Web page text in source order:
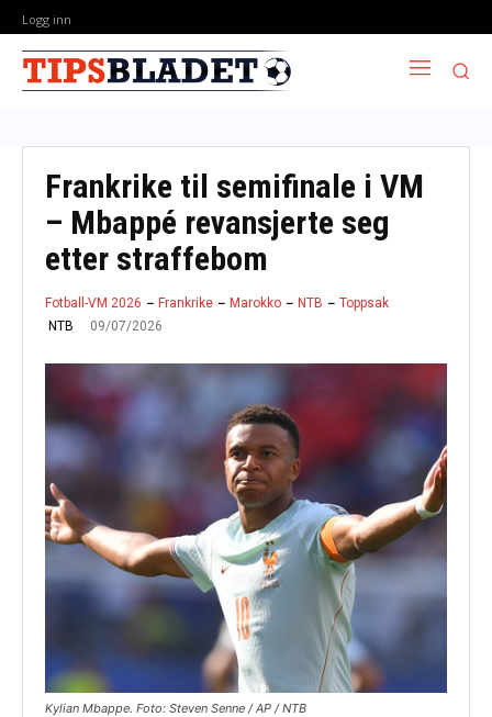
Logg inn
Frankrike til semifinale i VM
– Mbappé revansjerte seg
etter straffebom
Fotball-VM 2026 Frankrike Marokko NTB
Toppsak
NTB
09/07/2026
Kylian Mbappe. Foto: Steven Senne / AP / NTB